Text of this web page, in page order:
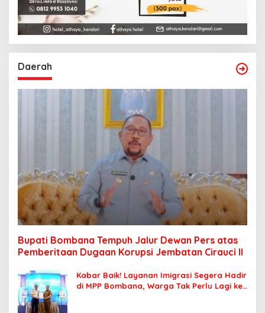
Daerah
Bupati Bombana Tempuh Jalur Dewan Pers atas
Pemberitaan Dugaan Korupsi Jembatan Cirauci II
Kabar Baik! Layanan Imigrasi Segera Hadir
di MPP Bombana, Warga Tak Perlu Lagi ke